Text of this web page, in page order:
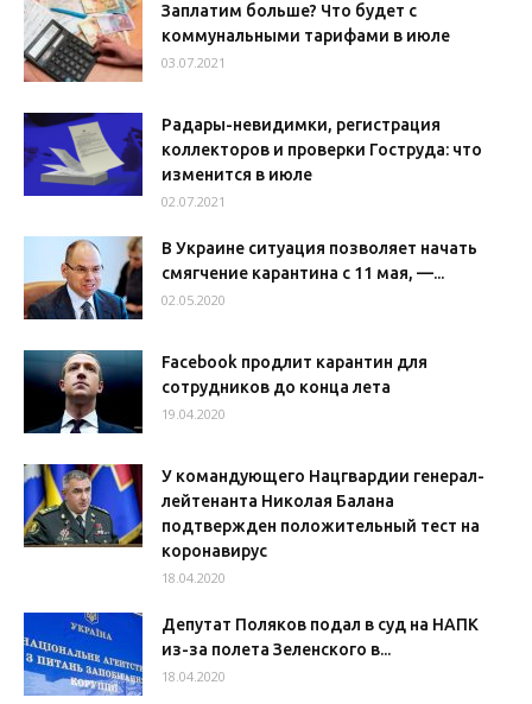
Заплатим больше? Что будет с
коммунальными тарифами в июле
03.07.2021
Радары-невидимки, регистрация
коллекторов и проверки Гоструда: что
изменится в июле
02.07.2021
В Украине ситуация позволяет начать
смягчение карантина с 11 мая, —...
02.05.2020
Facebook продлит карантин для
сотрудников до конца лета
19.04.2020
У командующего Нацгвардии генерал-
лейтенанта Николая Балана
подтвержден положительный тест на
коронавирус
18.04.2020
Депутат Поляков подал в суд на НАПК
из-за полета Зеленского в...
18.04.2020